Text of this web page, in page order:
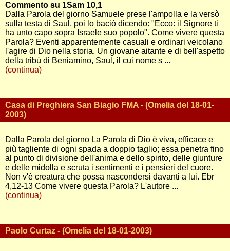
Commento su 1Sam 10,1
Dalla Parola del giorno Samuele prese l'ampolla e la versò
sulla testa di Saul, poi lo baciò dicendo: "Ecco: il Signore ti
ha unto capo sopra Israele suo popolo". Come vivere questa
Parola? Eventi apparentemente casuali e ordinari veicolano
l'agire di Dio nella storia. Un giovane aitante e di bell'aspetto
della tribù di Beniamino, Saul, il cui nome s ...
(continua)
Casa di Preghiera San Biagio FMA - (Omelia del 18-01-
2003)
Dalla Parola del giorno La Parola di Dio è viva, efficace e
più tagliente di ogni spada a doppio taglio; essa penetra fino
al punto di divisione dell'anima e dello spirito, delle giunture
e delle midolla e scruta i sentimenti e i pensieri del cuore.
Non v'è creatura che possa nascondersi davanti a lui. Ebr
4,12-13 Come vivere questa Parola? L'autore ...
(continua)
Paolo Curtaz - (Omelia del 18-01-2003)